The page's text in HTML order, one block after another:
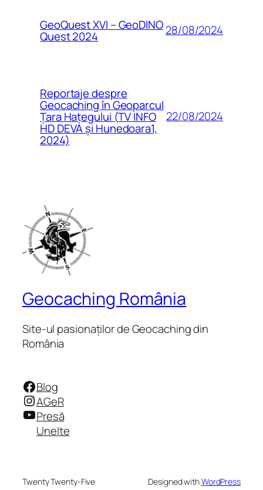
GeoQuest XVI – GeoDINO
Quest 2024 28/08/2024
Reportaje despre
Geocaching în Geoparcul
Țara Hațegului (TV INFO
HD DEVA și Hunedoara1,
2024)
22/08/2024
Geocaching România
Site-ul pasionaților de Geocaching din
România
Facebook
Instagram
YouTube
Blog
AGeR
Presă
Unelte
Twenty Twenty-Five Designed withWordPress